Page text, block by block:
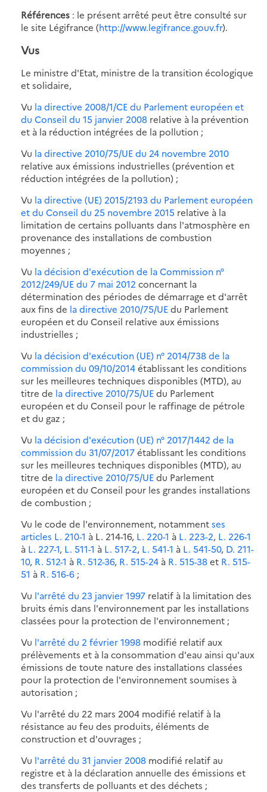
Références : le présent arrêté peut être consulté sur
le site Légifrance (http://www.legifrance.gouv.fr).
Vus
Le ministre d'Etat, ministre de la transition écologique
et solidaire,
Vu la directive 2008/1/CE du Parlement européen et
du Conseil du 15 janvier 2008 relative à la prévention
et à la réduction intégrées de la pollution ;
Vu la directive 2010/75/UE du 24 novembre 2010
relative aux émissions industrielles (prévention et
réduction intégrées de la pollution) ;
Vu la directive (UE) 2015/2193 du Parlement européen
et du Conseil du 25 novembre 2015 relative à la
limitation de certains polluants dans l'atmosphère en
provenance des installations de combustion
moyennes ;
Vu la décision d'exécution de la Commission n°
2012/249/UE du 7 mai 2012 concernant la
détermination des périodes de démarrage et d'arrêt
aux fins de la directive 2010/75/UEdu Parlement
européen et du Conseil relative aux émissions
industrielles ;
Vu la décision d'exécution (UE) n° 2014/738 de la
commission du 09/10/2014établissant les conditions
sur les meilleures techniques disponibles (MTD), au
titre de la directive 2010/75/UEdu Parlement
européen et du Conseil pour le raffinage de pétrole
et du gaz ;
Vu la décision d'exécution (UE) n° 2017/1442 de la
commission du 31/07/2017établissant les conditions
sur les meilleures techniques disponibles (MTD), au
titre de la directive 2010/75/UEdu Parlement
européen et du Conseil pour les grandes installations
de combustion ;
Vu le code de l'environnement, notammentses
articles L. 210-1 à L. 214-16, L. 220-1 à L. 223-2, L. 226-1
à L. 227-1, L. 511-1 à L. 517-2, L. 541-1 à L. 541-50, D. 211-
10, R. 512-1 à R. 512-36, R. 515-24 à R. 515-38et R. 515-
51 à R. 516-6 ;
Vu l'arrêté du 23 janvier 1997 relatif à la limitation des
bruits émis dans l'environnement par les installations
classées pour la protection de l'environnement ;
Vu l'arrêté du 2 février 1998 modifié relatif aux
prélèvements et à la consommation d'eau ainsi qu'aux
émissions de toute nature des installations classées
pour la protection de l'environnement soumises à
autorisation ;
Vu l'arrêté du 22 mars 2004 modifié relatif à la
résistance au feu des produits, éléments de
construction et d'ouvrages ;
Vu l'arrêté du 31 janvier 2008 modifié relatif au
registre et à la déclaration annuelle des émissions et
des transferts de polluants et des déchets ;